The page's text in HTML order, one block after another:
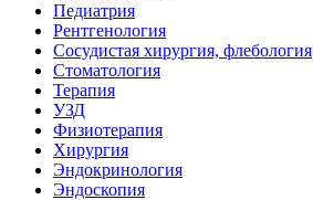
Педиатрия
Рентгенология
Сосудистая хирургия, флебология
Стоматология
Терапия
УЗД
Физиотерапия
Хирургия
Эндокринология
Эндоскопия